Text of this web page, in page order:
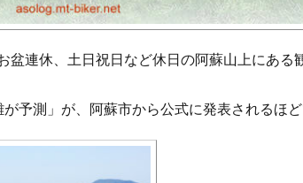
盆連休、土日祝日など休日の阿蘇山上にあ
予測」が、阿蘇市から公式に発表されるほど